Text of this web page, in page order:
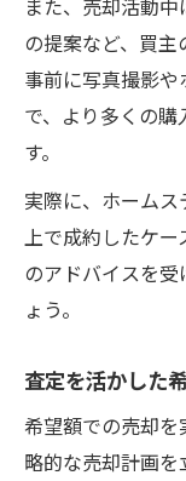
の提案など、買主
事前に写真撮影
で、より多くの
す。
実際に、ホーム
上で成約したケ
のアドバイスを
ょう。
査定を活かした
希望額での売却
略的な売却計画